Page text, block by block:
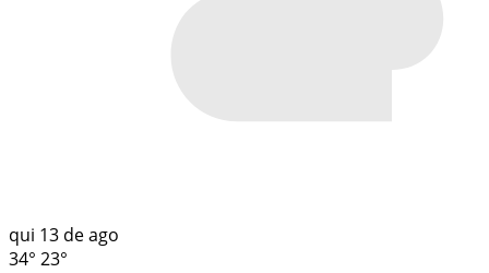
qui 13 de ago
34° 23°